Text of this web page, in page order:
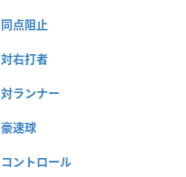
同点阻止
対右打者
対ランナー
豪速球
コントロール